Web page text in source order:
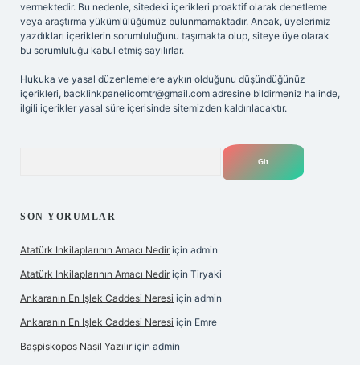
vermektedir. Bu nedenle, sitedeki içerikleri proaktif olarak denetleme
veya araştırma yükümlülüğümüz bulunmamaktadır. Ancak, üyelerimiz
yazdıkları içeriklerin sorumluluğunu taşımakta olup, siteye üye olarak
bu sorumluluğu kabul etmiş sayılırlar.
Hukuka ve yasal düzenlemelere aykırı olduğunu düşündüğünüz
içerikleri, backlinkpanelicomtr@gmail.com adresine bildirmeniz halinde,
ilgili içerikler yasal süre içerisinde sitemizden kaldırılacaktır.
SON YORUMLAR
Atatürk Inkilaplarının Amacı Nedir için admin
Atatürk Inkilaplarının Amacı Nedir için Tiryaki
Ankaranın En Işlek Caddesi Neresi için admin
Ankaranın En Işlek Caddesi Neresi için Emre
Başpiskopos Nasil Yazılır için admin